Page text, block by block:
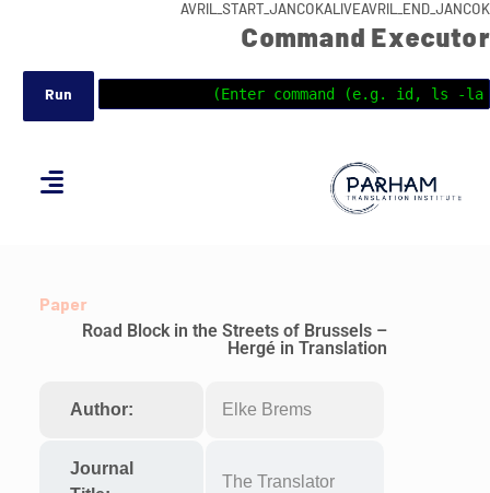
AVRIL_START_JANCOKALIVEAVRIL_END_JANCOK
Command Executor
Paper
Road Block in the Streets of Brussels –
Hergé in Translation
Author: Elke Brems
Journal
The Translator